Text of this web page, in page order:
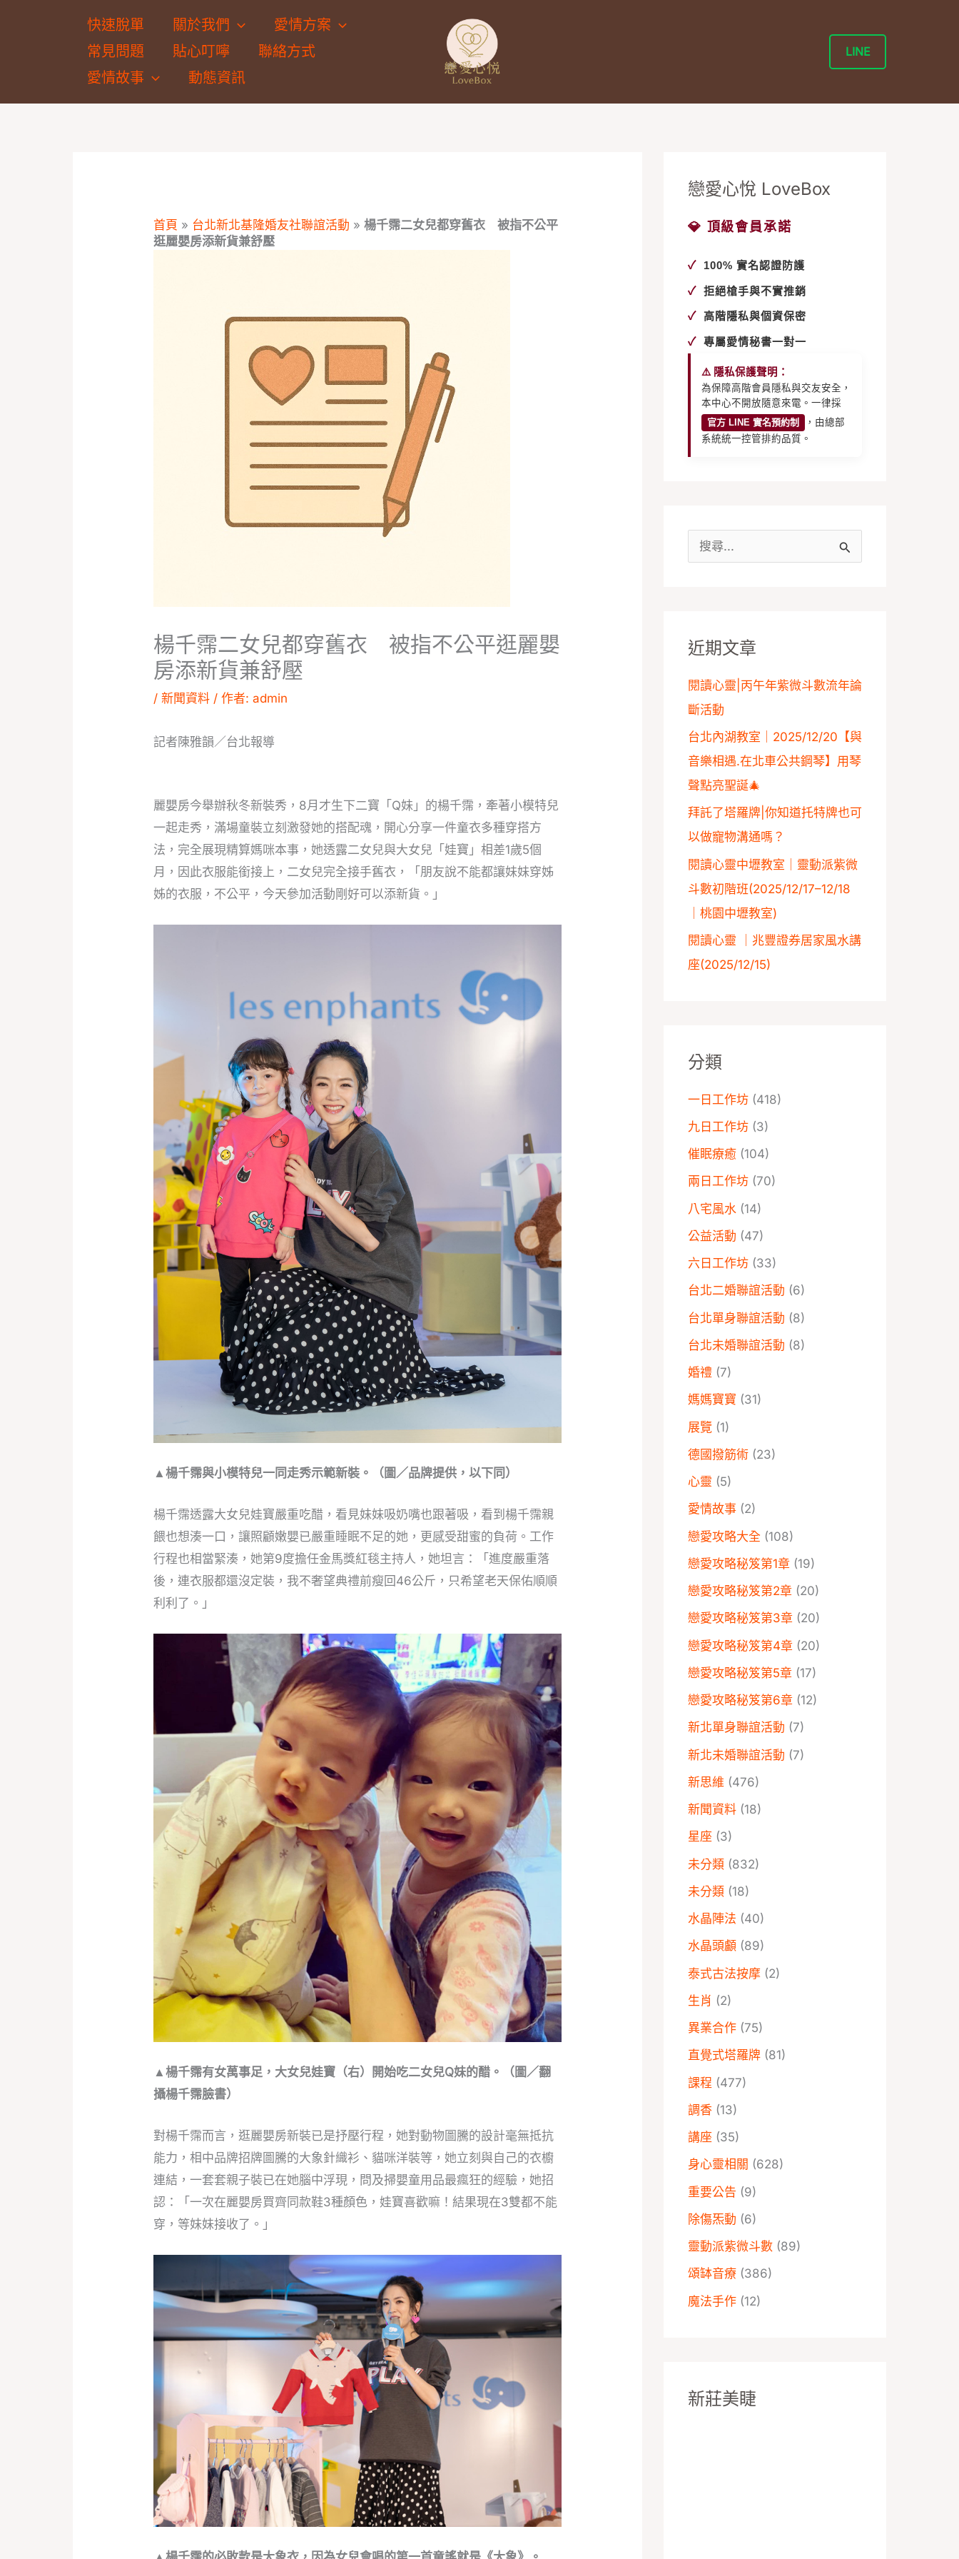
快速脫單 關於我們
愛情方案
常見問題
貼心叮嚀
聯絡方式
愛情故事
動態資訊
LINE
首頁 » 台北新北基隆婚友社聯誼活動 »楊千霈二女兒都穿舊衣 被指不公平
逛麗嬰房添新貨兼舒壓
楊千霈二女兒都穿舊衣 被指不公平逛麗嬰
房添新貨兼舒壓
/新聞資料 / 作者:admin
記者陳雅韻／台北報導
麗嬰房今舉辦秋冬新裝秀，8月才生下二寶「Q妹」的楊千霈，牽著小模特兒
一起走秀，滿場童裝立刻激發她的搭配魂，開心分享一件童衣多種穿搭方
法，完全展現精算媽咪本事，她透露二女兒與大女兒「娃寶」相差1歲5個
月，因此衣服能銜接上，二女兒完全接手舊衣，「朋友說不能都讓妹妹穿姊
姊的衣服，不公平，今天參加活動剛好可以添新貨。」
▲楊千霈與小模特兒一同走秀示範新裝。（圖／品牌提供，以下同）
楊千霈透露大女兒娃寶嚴重吃醋，看見妹妹吸奶嘴也跟著吸，看到楊千霈親
餵也想湊一口，讓照顧嫩嬰已嚴重睡眠不足的她，更感受甜蜜的負荷。工作
行程也相當緊湊，她第9度擔任金馬獎紅毯主持人，她坦言：「進度嚴重落
後，連衣服都還沒定裝，我不奢望典禮前瘦回46公斤，只希望老天保佑順順
利利了。」
▲楊千霈有女萬事足，大女兒娃寶（右）開始吃二女兒Q妹的醋。（圖／翻
攝楊千霈臉書）
對楊千霈而言，逛麗嬰房新裝已是抒壓行程，她對動物圖騰的設計毫無抵抗
能力，相中品牌招牌圖騰的大象針織衫、貓咪洋裝等，她立刻與自己的衣櫥
連結，一套套親子裝已在她腦中浮現，問及掃嬰童用品最瘋狂的經驗，她招
認：「一次在麗嬰房買齊同款鞋3種顏色，娃寶喜歡嘛！結果現在3雙都不能
穿，等妹妹接收了。」
戀愛心悅 LoveBox
💎 頂級會員承諾
✓ 100% 實名認證防護
✓ 拒絕槍手與不實推銷
✓ 高階隱私與個資保密
✓ 專屬愛情秘書一對一
⚠️ 隱私保護聲明：
為保障高階會員隱私與交友安全，
本中心不開放隨意來電。一律採
官方 LINE 實名預約制
，由總部
系統統一控管排約品質。
字
近期文章
閱讀心靈|丙午年紫微斗數流年論
斷活動
台北內湖教室｜2025/12/20【與
音樂相遇.在北車公共鋼琴】用琴
聲點亮聖誕🎄
拜託了塔羅牌|你知道托特牌也可
以做寵物溝通嗎？
閱讀心靈中壢教室｜靈動派紫微
斗數初階班(2025/12/17–12/18
｜桃園中壢教室)
閱讀心靈 ｜兆豐證券居家風水講
座️(2025/12/15)
分類
一日工作坊 (418)
九日工作坊 (3)
催眠療癒 (104)
兩日工作坊 (70)
八宅風水 (14)
公益活動 (47)
六日工作坊 (33)
台北二婚聯誼活動 (6)
台北單身聯誼活動 (8)
台北未婚聯誼活動 (8)
婚禮 (7)
媽媽寶寶 (31)
展覽 (1)
德國撥筋術 (23)
心靈 (5)
愛情故事 (2)
戀愛攻略大全 (108)
戀愛攻略秘笈第1章 (19)
戀愛攻略秘笈第2章 (20)
戀愛攻略秘笈第3章 (20)
戀愛攻略秘笈第4章 (20)
戀愛攻略秘笈第5章 (17)
戀愛攻略秘笈第6章 (12)
新北單身聯誼活動 (7)
新北未婚聯誼活動 (7)
新思維 (476)
新聞資料 (18)
星座 (3)
未分類 (832)
未分類 (18)
水晶陣法 (40)
水晶頭顱 (89)
泰式古法按摩 (2)
生肖 (2)
異業合作 (75)
直覺式塔羅牌 (81)
課程 (477)
調香 (13)
講座 (35)
身心靈相關 (628)
重要公告 (9)
除傷炁動 (6)
靈動派紫微斗數 (89)
頌缽音療 (386)
魔法手作 (12)
新莊美睫